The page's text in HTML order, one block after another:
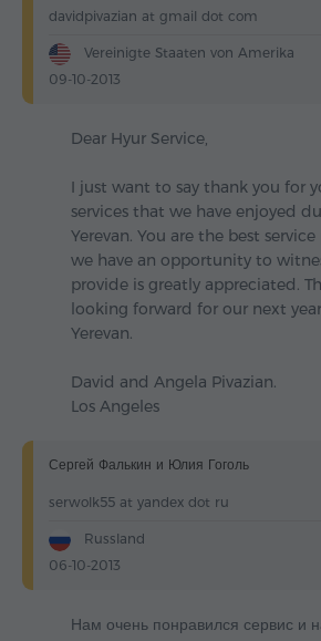
davidpivazian at gmail dot com
Vereinigte Staaten von Amerika
09-10-2013
Dear Hyur Service,
I just want to say thank you for
services that we have enjoyed
Yerevan. You are the best
we have an opportunity to
provide is greatly appreciated.
looking forward for our next
Yerevan.
David and Angela Pivazian.
Los Angeles
Сергей Фалькин и Юлия Гоголь
serwolk55 at yandex dot ru
Russland
06-10-2013
Нам очень понравился сервис и